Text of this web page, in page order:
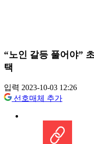
“노인 갈등 풀어야”
택
입력 2023-10-03 12:26
선호매체 추가